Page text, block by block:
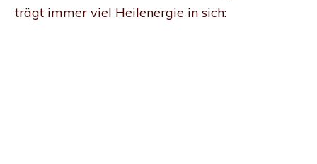
trägt immer viel Heilenergie in sich: